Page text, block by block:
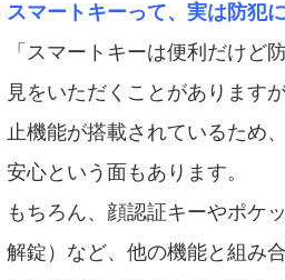
スマートキーって、実は防犯
「スマートキーは便利だけど
見をいただくことがあります
止機能が搭載されているため
安心という面もあります。
もちろん、顔認証キーやポケ
解錠）など、他の機能と組み